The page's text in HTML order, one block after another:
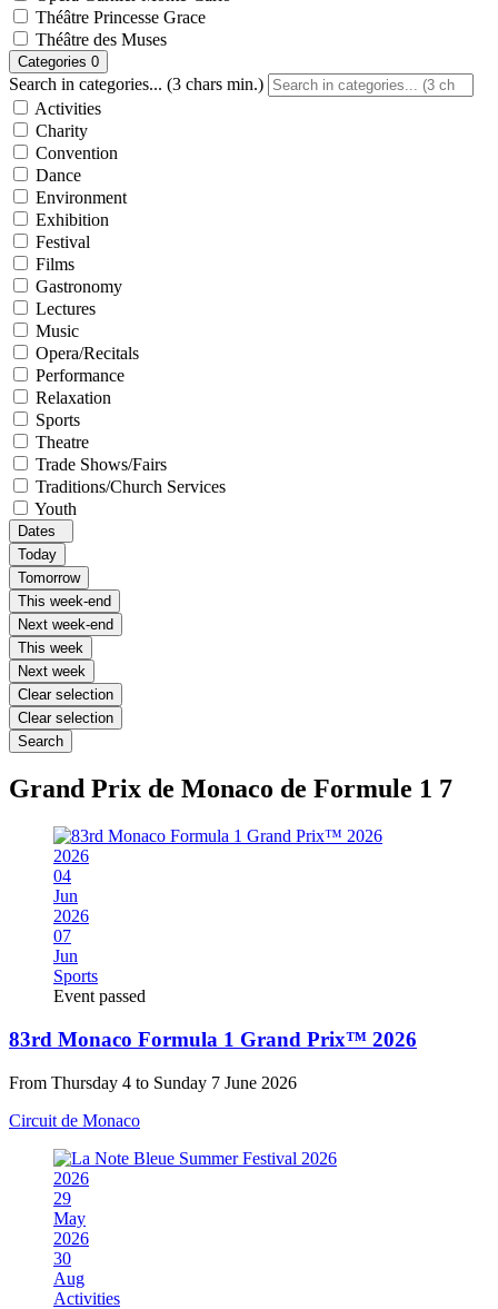
Théâtre Princesse Grace
Théâtre des Muses
Categories 0
Search in categories... (3 chars min.)
Activities
Charity
Convention
Dance
Environment
Exhibition
Festival
Films
Gastronomy
Lectures
Music
Opera/Recitals
Performance
Relaxation
Sports
Theatre
Trade Shows/Fairs
Traditions/Church Services
Youth
Dates
Today
Tomorrow
This week-end
Next week-end
This week
Next week
Clear selection
Clear selection
Search
Grand Prix de Monaco de Formule 1 7
2026
04
Jun
2026
07
Jun
Sports
Event passed
83rd Monaco Formula 1 Grand Prix™ 2026
From Thursday 4 to Sunday 7 June 2026
Circuit de Monaco
2026
29
May
2026
30
Aug
Activities